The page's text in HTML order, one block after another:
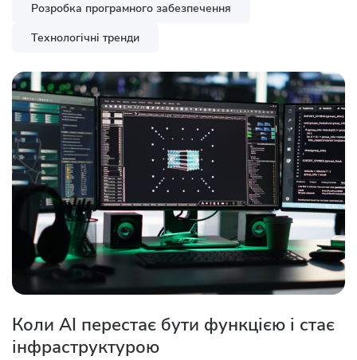
Розробка програмного забезпечення
Технологічні тренди
Коли AI перестає бути функцією і стає
інфраструктурою